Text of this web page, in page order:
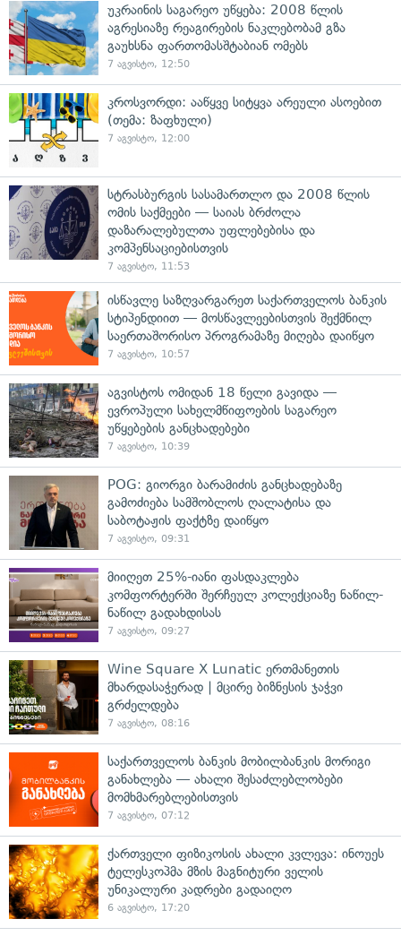
უკრაინის საგარეო უწყება: 2008 წლის
აგრესიაზე რეაგირების ნაკლებობამ გზა
გაუხსნა ფართომასშტაბიან ომებს
7 აგვისტო, 12:50
კროსვორდი: ააწყვე სიტყვა არეული ასოებით
(თემა: ზაფხული)
7 აგვისტო, 12:00
სტრასბურგის სასამართლო და 2008 წლის
ომის საქმეები — საიას ბრძოლა
დაზარალებულთა უფლებებისა და
კომპენსაციებისთვის
7 აგვისტო, 11:53
ისწავლე საზღვარგარეთ საქართველოს ბანკის
სტიპენდიით — მოსწავლეებისთვის შექმნილ
საერთაშორისო პროგრამაზე მიღება დაიწყო
7 აგვისტო, 10:57
აგვისტოს ომიდან 18 წელი გავიდა —
ევროპული სახელმწიფოების საგარეო
უწყებების განცხადებები
7 აგვისტო, 10:39
POG: გიორგი ბარამიძის განცხადებაზე
გამოძიება სამშობლოს ღალატისა და
საბოტაჟის ფაქტზე დაიწყო
7 აგვისტო, 09:31
მიიღეთ 25%-იანი ფასდაკლება
კომფორტერში შერჩეულ კოლექციაზე ნაწილ-
ნაწილ გადახდისას
7 აგვისტო, 09:27
Wine Square X Lunatic ერთმანეთის
მხარდასაჭერად | მცირე ბიზნესის ჯაჭვი
გრძელდება
7 აგვისტო, 08:16
საქართველოს ბანკის მობილბანკის მორიგი
განახლება — ახალი შესაძლებლობები
მომხმარებლებისთვის
7 აგვისტო, 07:12
ქართველი ფიზიკოსის ახალი კვლევა: ინოუეს
ტელესკოპმა მზის მაგნიტური ველის
უნიკალური კადრები გადაიღო
6 აგვისტო, 17:20